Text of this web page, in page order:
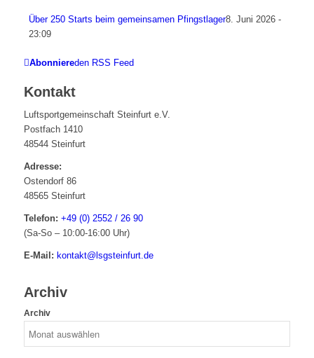
Über 250 Starts beim gemeinsamen Pfingstlager8. Juni 2026 -
23:09
Abonniereden RSS Feed
Kontakt
Luftsportgemeinschaft Steinfurt e.V.
Postfach 1410
48544 Steinfurt
Adresse:
Ostendorf 86
48565 Steinfurt
Telefon: +49 (0) 2552 / 26 90
(Sa-So – 10:00-16:00 Uhr)
E-Mail: kontakt@lsgsteinfurt.de
Archiv
Archiv